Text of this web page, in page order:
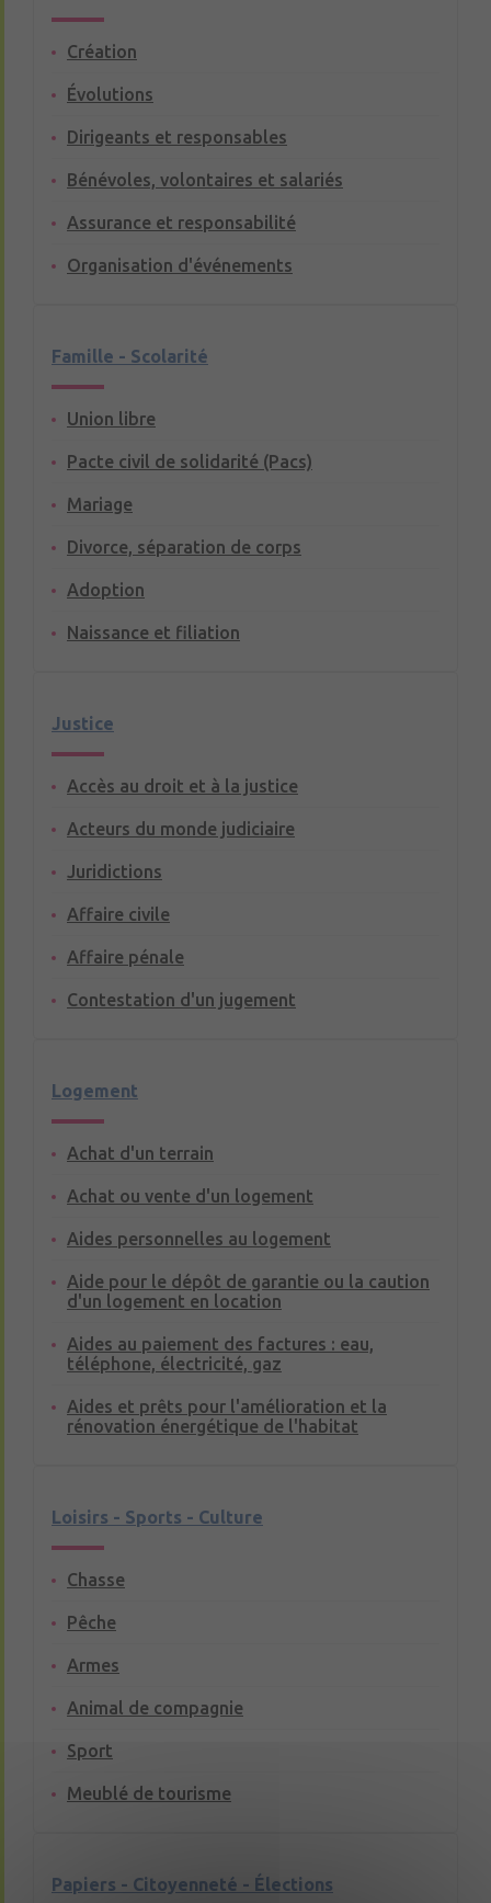
Création
Évolutions
Dirigeants et responsables
Bénévoles, volontaires et salariés
Assurance et responsabilité
Organisation d'événements
Famille - Scolarité
Union libre
Pacte civil de solidarité (Pacs)
Mariage
Divorce, séparation de corps
Adoption
Naissance et filiation
Justice
Accès au droit et à la justice
Acteurs du monde judiciaire
Juridictions
Affaire civile
Affaire pénale
Contestation d'un jugement
Logement
Achat d'un terrain
Achat ou vente d'un logement
Aides personnelles au logement
Aide pour le dépôt de garantie ou la caution
d'un logement en location
Aides au paiement des factures : eau,
téléphone, électricité, gaz
Aides et prêts pour l'amélioration et la
rénovation énergétique de l'habitat
Loisirs - Sports - Culture
Chasse
Pêche
Armes
Animal de compagnie
Sport
Meublé de tourisme
Papiers - Citoyenneté - Élections